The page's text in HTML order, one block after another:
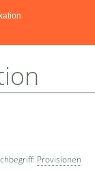
Provisionen